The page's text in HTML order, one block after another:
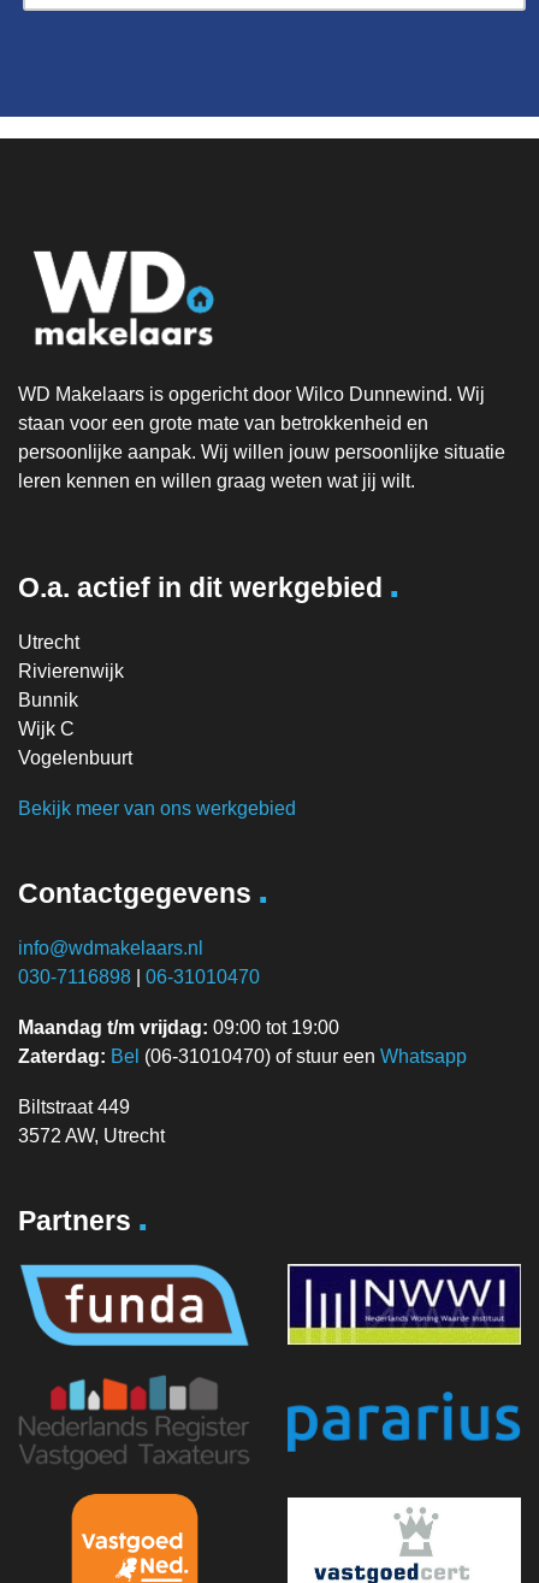
WD Makelaars is opgericht door Wilco Dunnewind. Wij
staan voor een grote mate van betrokkenheid en
persoonlijke aanpak. Wij willen jouw persoonlijke situatie
leren kennen en willen graag weten wat jij wilt.
O.a. actief in dit werkgebied .
Utrecht
Rivierenwijk
Bunnik
Wijk C
Vogelenbuurt
Bekijk meer van ons werkgebied
Contactgegevens .
info@wdmakelaars.nl
030-7116898
06-31010470
Maandag t/m vrijdag: 09:00 tot 19:00
Zaterdag: Bel (06-31010470) of stuur een Whatsapp
Biltstraat 449
3572 AW, Utrecht
Partners .